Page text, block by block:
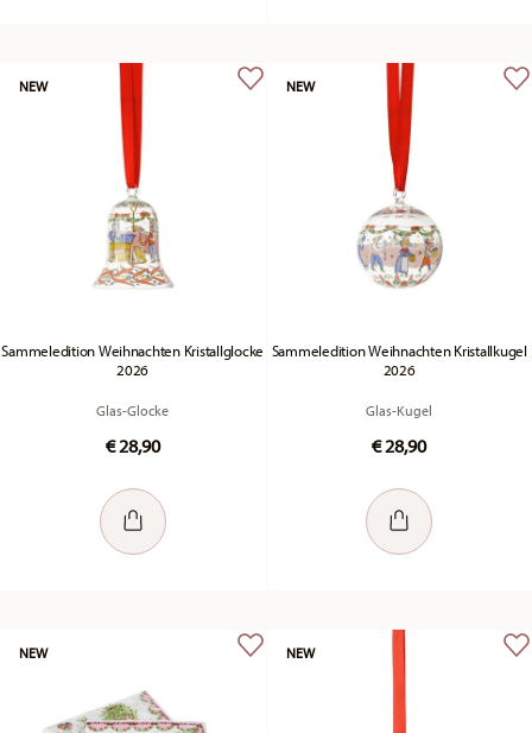
Sammeledition Weihnachten Kristallglocke
2026
Glas-Glocke
€ 28,90
NEW
Sammeledition Weihnachten Kristallkugel
2026
Glas-Kugel
€ 28,90
NEW
NEW NEW